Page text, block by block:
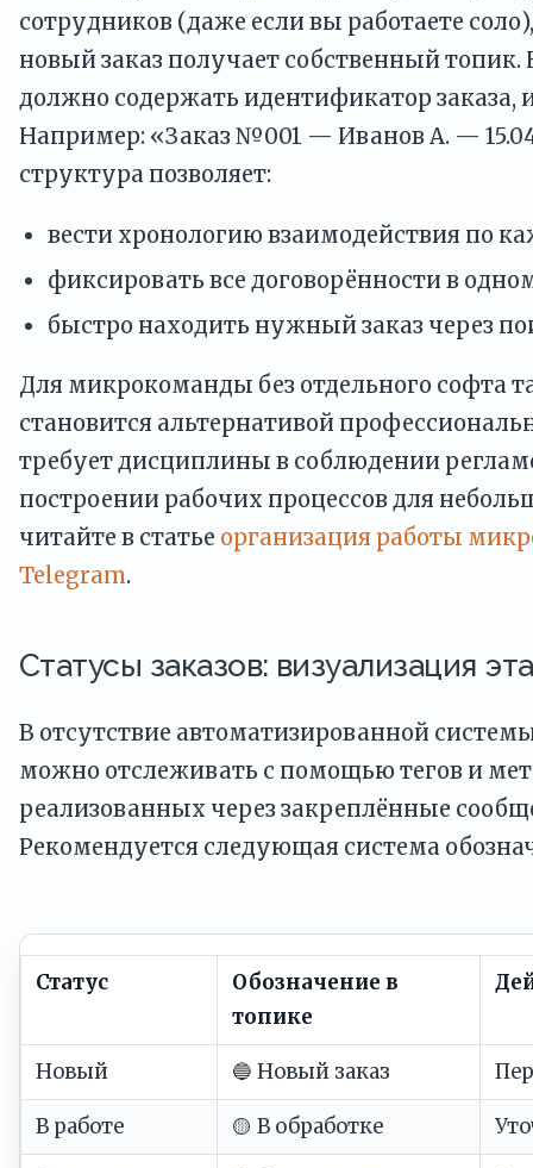
сотрудников (даже если вы работаете
новый заказ получает собственный топик.
должно содержать идентификатор заказа,
Например: «Заказ №001 — Иванов А. —
структура позволяет:
вести хронологию взаимодействия по
фиксировать все договорённости в
быстро находить нужный заказ через
Для микрокоманды без отдельного софта
становится альтернативой
требует дисциплины в соблюдении
построении рабочих процессов для
читайте в статье организация работы
Telegram.
Статусы заказов: визуализация
В отсутствие автоматизированной
можно отслеживать с помощью тегов и
реализованных через закреплённые
Рекомендуется следующая система
Статус
Обозначение в
топике
Новый 🔵 Новый заказ
В работе 🟡 В обработке